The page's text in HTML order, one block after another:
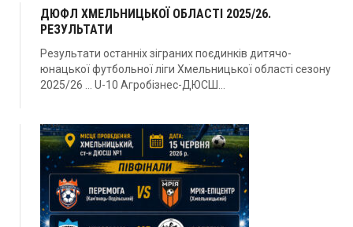
ДЮФЛ ХМЕЛЬНИЦЬКОЇ ОБЛАСТІ 2025/26.
РЕЗУЛЬТАТИ
Результати останніх зіграних поєдинків дитячо-
юнацької футбольної ліги Хмельницької області сезону
2025/26 … U-10 Агробізнес-ДЮСШ...